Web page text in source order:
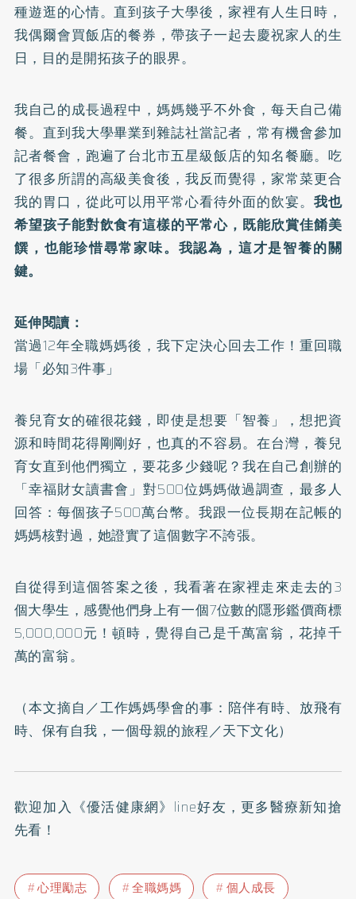
種遊逛的心情。直到孩子大學後，家裡有人生日時，
我偶爾會買飯店的餐券，帶孩子一起去慶祝家人的生
日，目的是開拓孩子的眼界。
我自己的成長過程中，媽媽幾乎不外食，每天自己備
餐。直到我大學畢業到雜誌社當記者，常有機會參加
記者餐會，跑遍了台北市五星級飯店的知名餐廳。吃
了很多所謂的高級美食後，我反而覺得，家常菜更合
我的胃口，從此可以用平常心看待外面的飲宴。 我也
希望孩子能對飲食有這樣的平常心，既能欣賞佳餚美
饌，也能珍惜尋常家味。我認為，這才是智養的關
鍵。
延伸閱讀：
當過12年全職媽媽後，我下定決心回去工作！重回職
場「必知3件事」
養兒育女的確很花錢，即使是想要「智養」，想把資
源和時間花得剛剛好，也真的不容易。在台灣，養兒
育女直到他們獨立，要花多少錢呢？我在自己創辦的
「幸福財女讀書會」對500位媽媽做過調查，最多人
回答：每個孩子500萬台幣。我跟一位長期在記帳的
媽媽核對過，她證實了這個數字不誇張。
自從得到這個答案之後，我看著在家裡走來走去的3
個大學生，感覺他們身上有一個7位數的隱形鑑價商標
5,000,000元！頓時，覺得自己是千萬富翁，花掉千
萬的富翁。
（本文摘自／工作媽媽學會的事：陪伴有時、放飛有
時、保有自我，一個母親的旅程／天下文化）
歡迎加入 《優活健康網》line好友 ，更多醫療新知搶
先看！
心理勵志 全職媽媽
個人成長